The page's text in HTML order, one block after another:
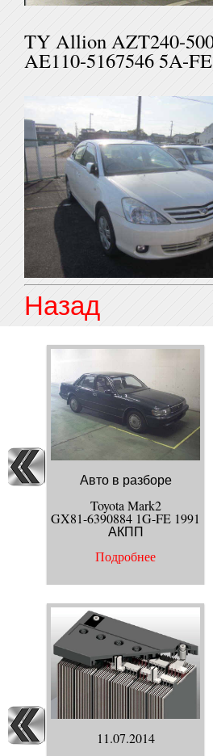
TY Allion
AE110-5167546 5A-
Назад
Авто в разборе
Toyota Mark2
GX81-6390884 1G-FE 1991
АКПП
Подробнее
11.07.2014